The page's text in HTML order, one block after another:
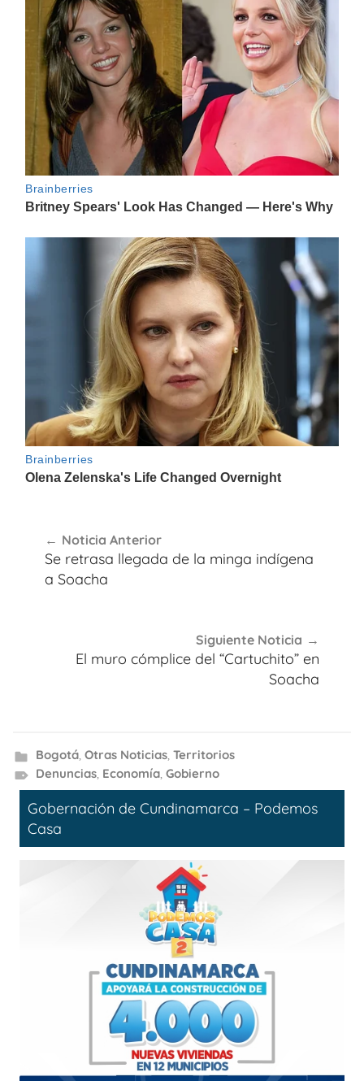
de
entradas
Noticia Anterior
Se retrasa llegada de la minga indígena
a Soacha
Siguiente Noticia
El muro cómplice del “Cartuchito” en
Soacha
Bogotá, Otras Noticias, Territorios
Denuncias, Economía, Gobierno
Gobernación de Cundinamarca – Podemos
Casa